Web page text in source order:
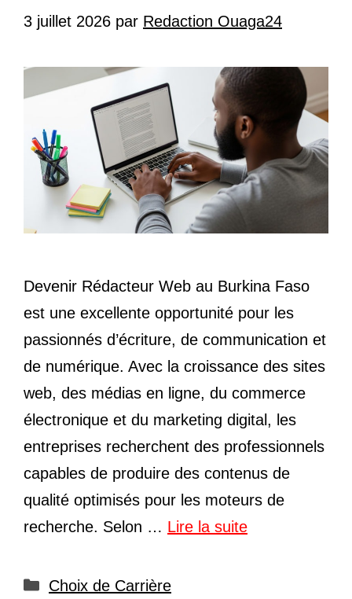
3 juillet 2026 par Redaction Ouaga24
Devenir Rédacteur Web au Burkina Faso
est une excellente opportunité pour les
passionnés d’écriture, de communication et
de numérique. Avec la croissance des sites
web, des médias en ligne, du commerce
électronique et du marketing digital, les
entreprises recherchent des professionnels
capables de produire des contenus de
qualité optimisés pour les moteurs de
recherche. Selon … Lire la suite
Catégories
Choix de Carrière